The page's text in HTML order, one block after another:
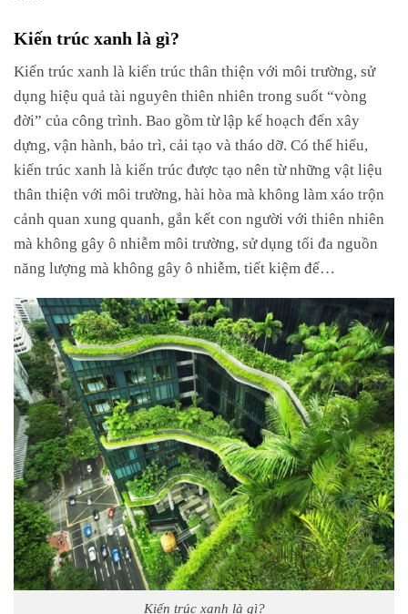
Kiến trúc xanh là gì?
Kiến trúc xanh là kiến ​​trúc thân thiện với môi trường, sử
dụng hiệu quả tài nguyên thiên nhiên trong suốt “vòng
đời” của công trình. Bao gồm từ lập kế hoạch đến xây
dựng, vận hành, bảo trì, cải tạo và tháo dỡ. Có thể hiểu,
kiến ​​trúc xanh là kiến ​​trúc được tạo nên từ những vật liệu
thân thiện với môi trường, hài hòa mà không làm xáo trộn
cảnh quan xung quanh, gắn kết con người với thiên nhiên
mà không gây ô nhiễm môi trường, sử dụng tối đa nguồn
năng lượng mà không gây ô nhiễm, tiết kiệm để…
Kiến trúc xanh là gì?